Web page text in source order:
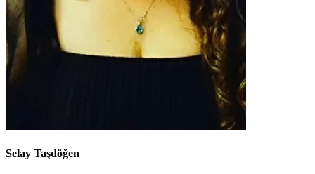
Selay Taşdöğen